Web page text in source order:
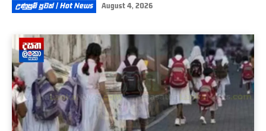
උණුසුම් පුවත් | Hot News August 4, 2026